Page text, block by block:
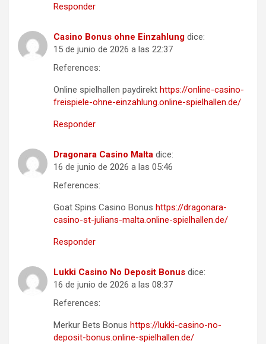
Responder
Casino Bonus ohne Einzahlung dice:
15 de junio de 2026 a las 22:37
References:
Online spielhallen paydirekt https://online-casino-
freispiele-ohne-einzahlung.online-spielhallen.de/
Responder
Dragonara Casino Malta dice:
16 de junio de 2026 a las 05:46
References:
Goat Spins Casino Bonus https://dragonara-
casino-st-julians-malta.online-spielhallen.de/
Responder
Lukki Casino No Deposit Bonus dice:
16 de junio de 2026 a las 08:37
References:
Merkur Bets Bonus https://lukki-casino-no-
deposit-bonus.online-spielhallen.de/